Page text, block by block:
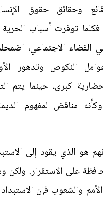
وحقائق حقوق
فكلما توفرت أسباب
الفضاء الاجتماعي،
النكوص وتدهور
كبرى، حينما يتم
وكأنه مناقض لمفهوم
هو الذي يقود إلى
على الاستقرار.
والشعوب فإن